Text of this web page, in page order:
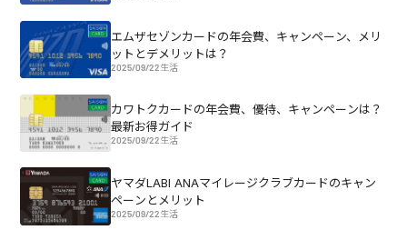
エムザセゾンカードの年会費、キャンペーン、メリ
ットとデメリットは？
2025/09/22生活
カワトクカードの年会費、優待、キャンペーンは？
最新お得ガイド
2025/09/22生活
ヤマダLABI ANAマイレージクラブカードのキャン
ペーンとメリット
2025/09/22生活